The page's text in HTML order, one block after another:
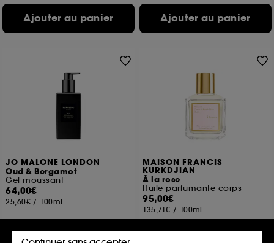
Ajouter au panier Ajouter au panier
JO MALONE LONDON
Oud & Bergamot
Gel moussant
64,00€
25,60€ / 100ml
MAISON FRANCIS
KURKDJIAN
À la rose
Huile parfumante corps
95,00€
135,71€ / 100ml